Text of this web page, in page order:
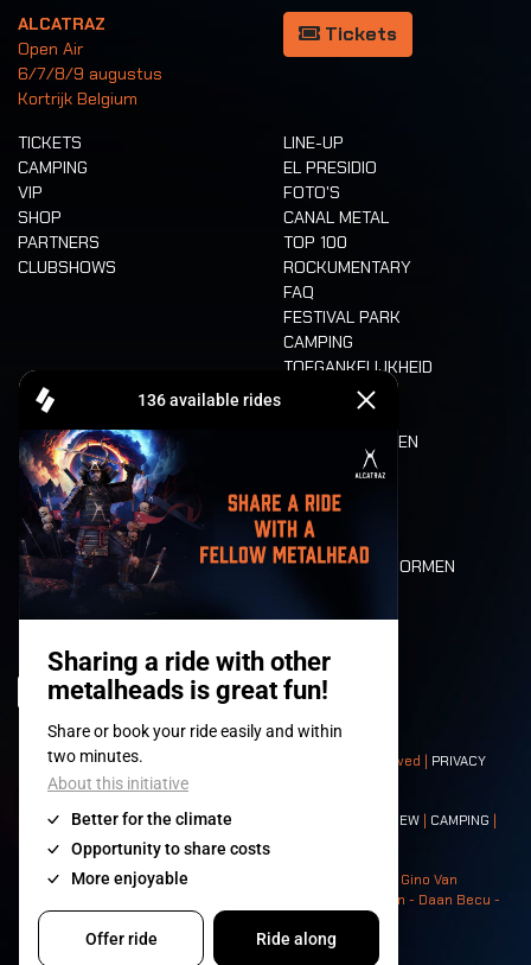
ALCATRAZ
Open Air
6/7/8/9 augustus
Kortrijk Belgium
Tickets
TICKETS
CAMPING
VIP
SHOP
PARTNERS
CLUBSHOWS
LINE-UP
EL PRESIDIO
FOTO'S
CANAL METAL
TOP 100
ROCKUMENTARY
FAQ
FESTIVAL PARK
CAMPING
TOEGANKELIJKHEID
CASHLESS
ETEN EN DRINKEN
MOBILITEIT
LONE WOLVES
PLATTEGROND
DEATH RIDE
WAARDEN EN NORMEN
HISTORIEK
© 2008-2026- Apache Productions VZW – All rights reserved | PRIVACY
POLICY|ALGEMENE VOORWAARDEN
Contact:GENERAL| PARTNERSHIPS CREW | CAMPING |
NEIGHBOURS
Photos: Ann Kermans - Hans Van Hoof - Eliaz Bruggeman - Gino Van
Lancker - Tim Tronckoe - Elsie Roymans - Stijn Verbruggen - Daan Becu -
Claus Christa - Devid Camerlynck